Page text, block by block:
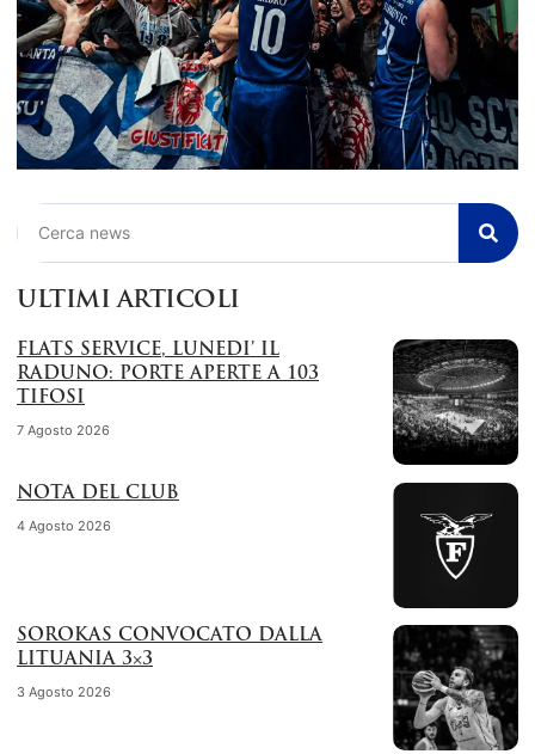
ULTIMI ARTICOLI
FLATS SERVICE, LUNEDI’ IL
RADUNO: PORTE APERTE A 103
TIFOSI
7 Agosto 2026
NOTA DEL CLUB
4 Agosto 2026
SOROKAS CONVOCATO DALLA
LITUANIA 3×3
3 Agosto 2026